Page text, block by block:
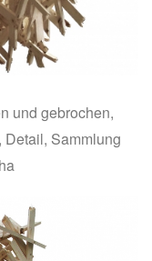
und gebrochen,
Detail, Sammlung